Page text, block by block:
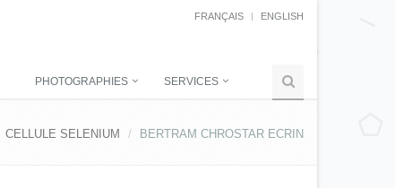
FRANÇAIS ENGLISH
PHOTOGRAPHIES SERVICES
CELLULE SELENIUM BERTRAM CHROSTAR ECRIN